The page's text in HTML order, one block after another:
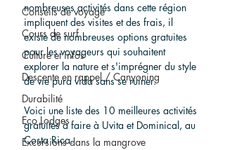
Conseils de voyage
Cours de surf
Culture et infos
Descente en rappel / Canyoning
Durabilité
Eco Lodges
Excursions dans la mangrove
nombreuses activités dans cette région
impliquent des visites et des frais, il
existe de nombreuses options gratuites
pour les voyageurs qui souhaitent
explorer la nature et s'imprégner du style
de vie pura vida sans se ruiner.
Voici une liste des 10 meilleures activités
gratuites à faire à Uvita et Dominical, au
Costa Rica.